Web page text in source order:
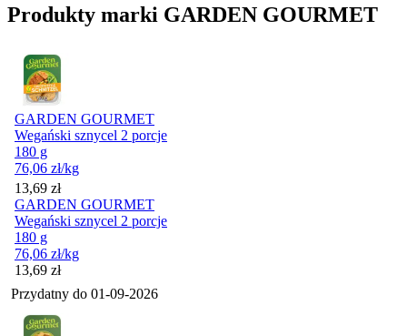
Produkty marki GARDEN GOURMET
GARDEN GOURMET
Wegański sznycel 2 porcje
180 g
76,06 zł/kg
Cena
13,69 zł
GARDEN GOURMET
Wegański sznycel 2 porcje
180 g
76,06 zł/kg
Cena
13,69 zł
Przydatny do 01-09-2026